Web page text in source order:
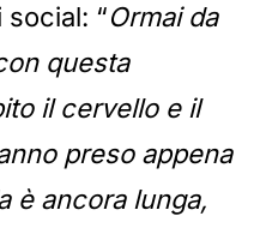
“Ormai da
questa
il cervello e il
preso appena
è ancora lunga,